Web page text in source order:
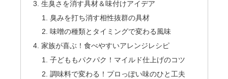
生臭さを消す具材＆味付けアイデア
臭みを打ち消す相性抜群の具材
味噌の種類とタイミングで変わる風味
家族が喜ぶ！食べやすいアレンジレシピ
子どももパクパク！マイルド仕上げのコツ
調味料で変わる！プロっぽい味のひと工夫